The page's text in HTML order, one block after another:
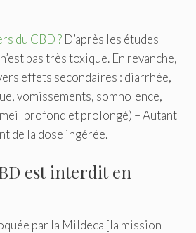
du CBD ? D’après les études
pas très toxique. En revanche,
effets secondaires : diarrhée,
vomissements, somnolence,
profond et prolongé) – Autant
de la dose ingérée.
est interdit en
par la Mildeca [la mission